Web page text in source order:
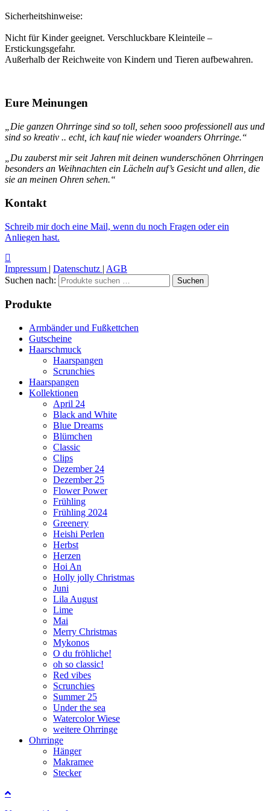
Sicherheitshinweise:
Nicht für Kinder geeignet. Verschluckbare Kleinteile –
Erstickungsgefahr.
Außerhalb der Reichweite von Kindern und Tieren aufbewahren.
Eure Meinungen
„Die ganzen Ohrringe sind so toll, sehen sooo professionell aus und
sind so kreativ .. echt, ich kauf nie wieder woanders Ohrringe.“
„Du zauberst mir seit Jahren mit deinen wunderschönen Ohrringen
besonders an Weihnachten ein Lächeln auf’s Gesicht und allen, die
sie an meinen Ohren sehen.“
Kontakt
Schreib mir doch eine Mail, wenn du noch Fragen oder ein
Anliegen hast.
Impressum | Datenschutz | AGB
Suchen nach:
Suchen
Produkte
Armbänder und Fußkettchen
Gutscheine
Haarschmuck
Haarspangen
Scrunchies
Haarspangen
Kollektionen
April 24
Black and White
Blue Dreams
Blümchen
Classic
Clips
Dezember 24
Dezember 25
Flower Power
Frühling
Frühling 2024
Greenery
Heishi Perlen
Herbst
Herzen
Hoi An
Holly jolly Christmas
Juni
Lila August
Lime
Mai
Merry Christmas
Mykonos
O du fröhliche!
oh so classic!
Red vibes
Scrunchies
Summer 25
Under the sea
Watercolor Wiese
weitere Ohrringe
Ohrringe
Hänger
Makramee
Stecker